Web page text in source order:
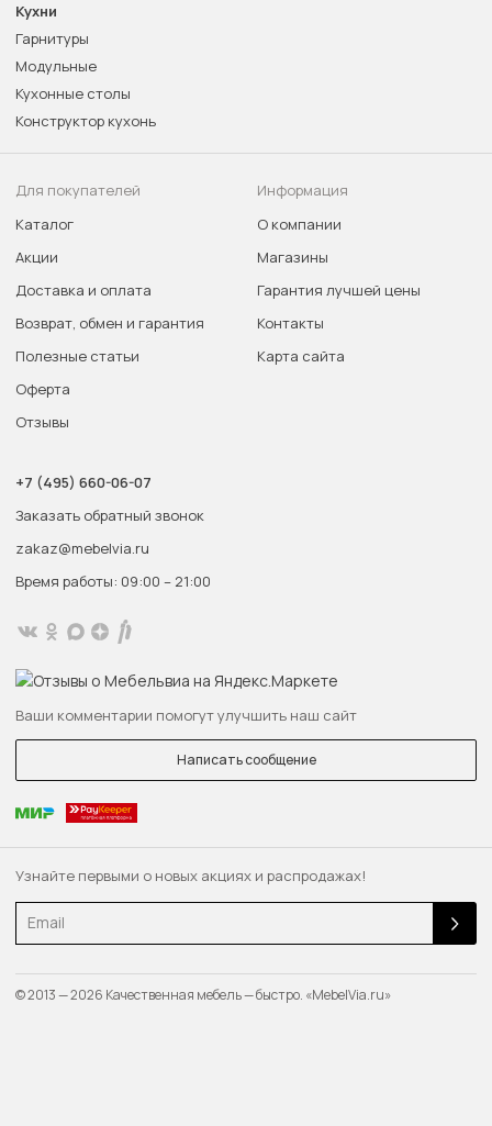
Узнайте первыми о новых акциях и распродажах!
Email
Кухни
Гарнитуры
Модульные
Кухонные столы
Конструктор кухонь
Для покупателей
Каталог
Акции
Доставка и оплата
Возврат, обмен и гарантия
Полезные статьи
Оферта
Отзывы
Информация
О компании
Магазины
Гарантия лучшей цены
Контакты
Карта сайта
+7 (495) 660-06-07
Заказать обратный звонок
zakaz@mebelvia.ru
Время работы: 09:00 – 21:00
Ваши комментарии помогут улучшить наш сайт
Написать сообщение
© 2013 — 2026 Качественная мебель — быстро. «MebelVia.ru»